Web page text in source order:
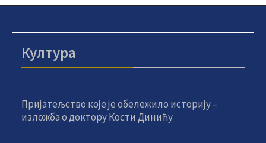
Култура
Пријатељство које је обележило историју –
изложба о доктору Кости Динићу